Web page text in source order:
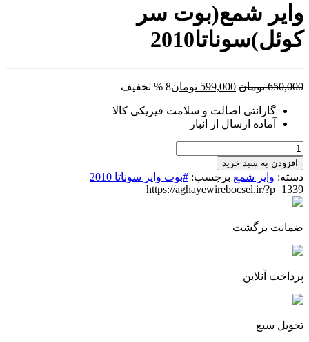
وایر شمع(بوت سر
کوئل)سوناتا2010
650,000 تومان قیمت
650,000 تومان
بود.
599,000 تومان8 % تخفیف
599,000 تومان.گارانتی اصالت و سلامت فیزیکی کالا
آماده ارسال از انبار
وایر
شمع(بوت
سر
کوئل)سوناتا2010
عدد
افزودن به سبد خرید
دسته: وایر شمع برچسب: #بوت وایر سوناتا 2010
https://aghayewirebocsel.ir/?p=1339
ضمانت برگشت
پرداخت آنلاین
تحویل سیع